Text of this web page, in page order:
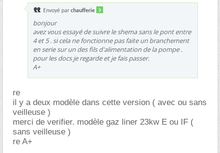
Envoyé par chaufferie
bonjour
avez vous essayé de suivre le shema sans le pont entre
4 et 5 . si cela ne fonctionne pas faite un branchement
en serie sur un des fils d'alimentation de la pompe .
pour les docs je regarde et je fais passer.
A+
re
il y a deux modèle dans cette version ( avec ou sans
veilleuse )
merci de verifier. modèle gaz liner 23kw E ou IF (
sans veilleuse )
re A+